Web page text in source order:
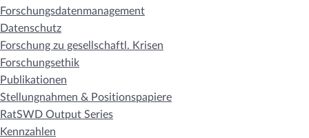
Forschungsdatenmanagement
Datenschutz
Forschung zu gesellschaftl. Krisen
Forschungsethik
Publikationen
Stellungnahmen & Positionspapiere
RatSWD Output Series
Kennzahlen